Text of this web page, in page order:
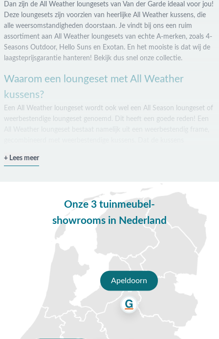
Dan zijn de All Weather loungesets van Van der Garde ideaal voor jou!
Deze loungesets zijn voorzien van heerlijke All Weather kussens, die
alle weersomstandigheden doorstaan. Je vindt bij ons een ruim
assortiment aan All Weather loungesets van echte A-merken, zoals 4-
Seasons Outdoor, Hello Suns en Exotan. En het mooiste is dat wij de
laagsteprijsgarantie hanteren! Bekijk dus snel onze collectie.
Waarom een loungeset met All Weather
kussens?
Een All Weather loungeset wordt ook wel een All Season loungeset of
weerbestendige loungeset genoemd. Dit heeft een goede reden! Een
sneldrogend is. Dit komt bijvoorbeeld dankzij een speciale coating,
dat je de loungeset met waterdichte kussens het hele jaar buiten kunt
Sunbrella loungeset
Een veelvoorkomende variant van de All Weather loungeset is de
Sunbrella loungeset. Sunbrella is een sterk waterafstotend,
vuilafstotend, schimmelvrije en kleurvaste stof. Dit maakt het
materiaal enorm geschikt voor All Weather loungesets. De loungesets
met Sunbrella kussens voelen heerlijk zacht en zien er prachtig uit.
All Weather loungeset kiezen
Loungesets met All Weather kussens zijn er in vele uitvoeringen,
maten, kleuren en materialen. Wij begrijpen dat het lastig kan zijn om
te bepalen welke All Weather loungeset het beste past in jouw tuin.
Gelukkig zijn wij er om je te helpen met onderstaand stappenplan.
Lees meer
Onze 3 tuinmeubel-
showrooms in Nederland
Apeldoorn